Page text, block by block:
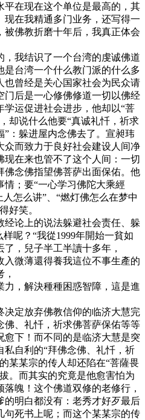
平在现在这个单位是最高的，其
现在我精通多门业务，还写得一
佛教折磨十年后，我真正体会
我结识了一个台湾的虔诚佛道
台湾一个什么教门派的什么多
也曾经是关心国家社会为民众请
门后是一心修佛修道一切以佛经
学运促进社会进步，他却以“菩
却说什么他要“真诚礼忏，祈求
：躲进屋内念佛去了。宣昶玮
众而致力于良好社会建设人间净
现在来也管不了这个人间：一切
佛念佛指望佛菩萨出面保佑。他
情；要“一心学习佛陀大乘經
怎么讲”、“燃灯佛怎么在梦中
好笑。
经论上的说法躲避社会责任、躲
呢？“我從1999年開始一貧如
，兒子半工半讀十多年，
微薄還得養我這位不事生產的
，解決種種困惑智障，這是進
决定放弃佛教信仰的临济大慧完
佛、礼忏，祈求佛菩萨保佑等等
下！而不同的是临济大慧是突
自利的“拜佛念佛、礼忏，祈
某某宗的传人却还陷在“菩薩畏
。而其实的究竟是他愈害怕为
魄！这个佛道双修的老修行，
的明白都没有：老秀才好歹最后
句死书上呢；而这个某某宗的传